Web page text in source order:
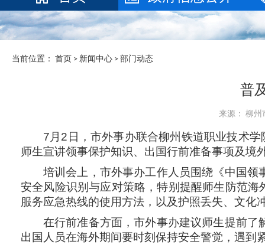
当前位置： 首页 > 新闻中心 > 部门动态
普
来源： 柳
7 月 2 日，市外事办联合柳州铁道职业技术
师生宣讲领事保护知识、出国行前准备事项及境
培训会上，市外事办工作人员围绕《中国
安全风险识别与应对策略，特别提醒师生防范
服务应急热线的使用方法，以及护照丢失、文化
在行前准备方面，市外事办建议师生提前
出国人员在海外期间要时刻保持安全警觉，遇到